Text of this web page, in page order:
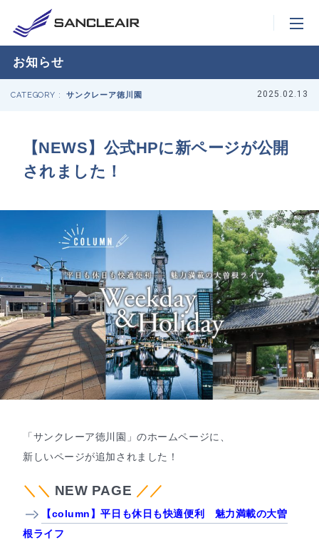
お知らせ
CATEGORY : サンクレーア徳川園 2025.02.13
【NEWS】公式HPに新ページが公開
されました！
「サンクレーア徳川園」のホームページに、
新しいページが追加されました！
＼＼ NEW PAGE ／／
【column】平日も休日も快適便利 魅力満載の大曽
根ライフ